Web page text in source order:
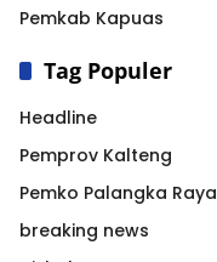
Pemkab Kapuas
Tag Populer
Headline
Pemprov Kalteng
Pemko Palangka Raya
breaking news